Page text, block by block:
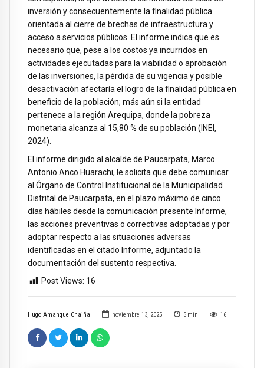
Hugo Amanque Chaiña noviembre 13, 2025 5 min 16
inversión y consecuentemente la finalidad pública
orientada al cierre de brechas de infraestructura y
acceso a servicios públicos. El informe indica que es
necesario que, pese a los costos ya incurridos en
actividades ejecutadas para la viabilidad o aprobación
de las inversiones, la pérdida de su vigencia y posible
desactivación afectaría el logro de la finalidad pública en
beneficio de la población; más aún si la entidad
pertenece a la región Arequipa, donde la pobreza
monetaria alcanza al 15,80 % de su población (INEI,
2024).
El informe dirigido al alcalde de Paucarpata, Marco
Antonio Anco Huarachi, le solicita que debe comunicar
al Órgano de Control Institucional de la Municipalidad
Distrital de Paucarpata, en el plazo máximo de cinco
días hábiles desde la comunicación presente Informe,
las acciones preventivas o correctivas adoptadas y por
adoptar respecto a las situaciones adversas
identificadas en el citado Informe, adjuntado la
documentación del sustento respectiva.
Post Views: 16